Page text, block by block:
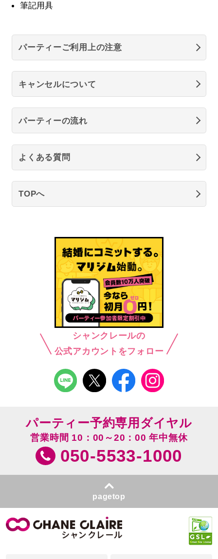
筆記用具
パーティーご利用上の注意
キャンセルについて
パーティーの流れ
よくある質問
TOPへ
シャンクレールの
公式アカウントをフォロー
パーティー予約専用ダイヤル
営業時間 10：00～20：00 年中無休
050-5533-1000
pagetop